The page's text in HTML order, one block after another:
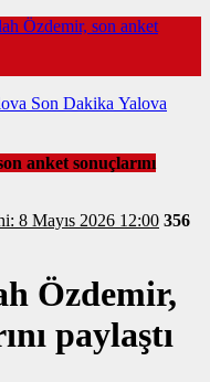
Özdemir, son anket
Son Dakika Yalova
anket sonuçlarını
Tarihi: 8 Mayıs 2026 12:00 356
Özdemir,
paylaştı